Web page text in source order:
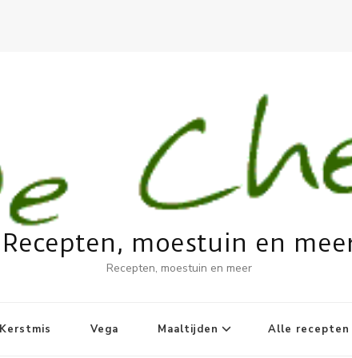
Recepten, moestuin en
Recepten, moestuin en meer
Vega Maaltijden Alle recepten